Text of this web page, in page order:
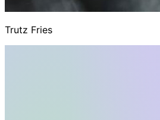
Trutz Fries